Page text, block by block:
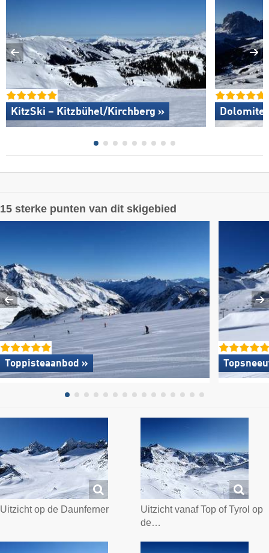
KitzSki – Kitzbühel/​Kirchberg »
15 sterke punten van dit skigebied
Toppisteaanbod »
Uitzicht op de Daunferner
Uitzicht vanaf Top of Tyrol op
de…